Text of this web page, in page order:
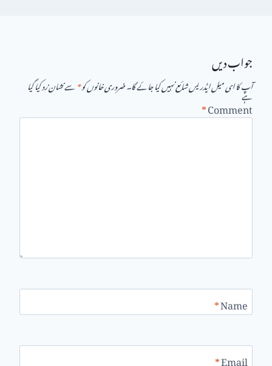
جواب دیں
آپ کا ای میل ایڈریس شائع نہیں کیا جائے گا۔ضروری خانوں کو*سے نشان زد کیا گیا ہے
Comment
*
Name
*
Email
*